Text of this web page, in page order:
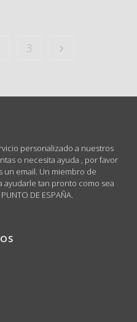
3
personalizado a nuestros
o necesita ayuda , por favor
un email. Un miembro de
tan pronto como sea
DE ESPAÑA.